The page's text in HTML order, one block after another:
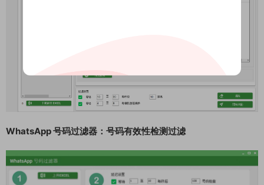
WhatsApp 号码过滤器：号码有效性检测过滤